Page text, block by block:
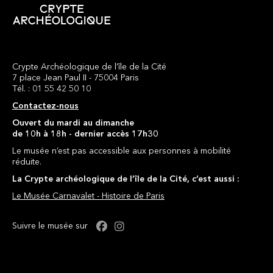
Crypte Archéologique de l’île de la Cité
7 place Jean Paul II - 75004 Paris
Tél. : 01 55 42 50 10
Contactez-nous
Ouvert du mardi au dimanche
de 10h à 18h - dernier accès 17h30
Le musée n’est pas accessible aux personnes à mobilité
réduite.
La Crypte archéologique de l’île de la Cité, c’est aussi :
Le Musée Carnavalet - Histoire de Paris
Suivre le musée sur Facebook : Crypte
Instagram : Crypte